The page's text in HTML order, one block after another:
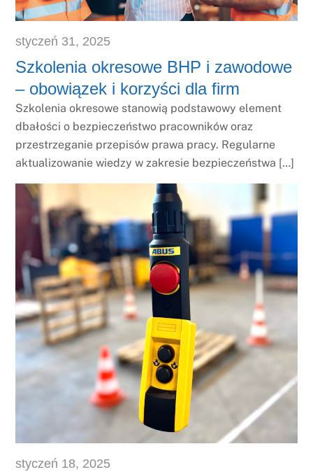
styczeń 31, 2025
Szkolenia okresowe BHP i zawodowe
– obowiązek i korzyści dla firm
Szkolenia okresowe stanowią podstawowy element
dbałości o bezpieczeństwo pracowników oraz
przestrzeganie przepisów prawa pracy. Regularne
aktualizowanie wiedzy w zakresie bezpieczeństwa […]
styczeń 18, 2025